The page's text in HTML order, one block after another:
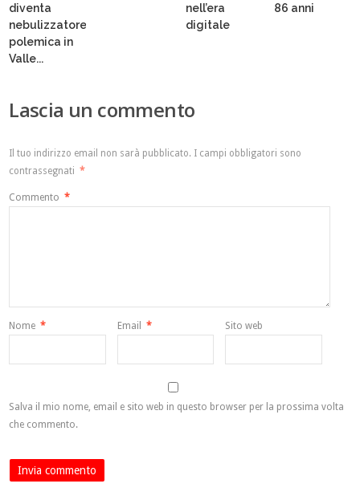
diventa
nebulizzatore:
polemica in
Valle...
nell’era
digitale
86 anni
Lascia un commento
Il tuo indirizzo email non sarà pubblicato. I campi obbligatori sono
contrassegnati *
Commento *
Nome * Email * Sito web
Salva il mio nome, email e sito web in questo browser per la prossima volta
che commento.